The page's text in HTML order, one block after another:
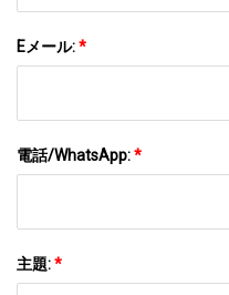
Eメール:*
電話/WhatsApp:*
主題:*